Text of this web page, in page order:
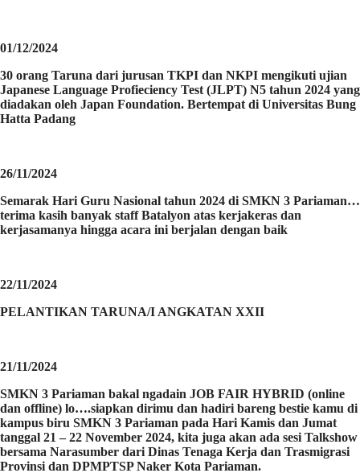
01/12/2024
30 orang Taruna dari jurusan TKPI dan NKPI mengikuti ujian
Japanese Language Profieciency Test (JLPT) N5 tahun 2024 yang
diadakan oleh Japan Foundation. Bertempat di Universitas Bung
Hatta Padang
26/11/2024
Semarak Hari Guru Nasional tahun 2024 di SMKN 3 Pariaman…
terima kasih banyak staff Batalyon atas kerjakeras dan
kerjasamanya hingga acara ini berjalan dengan baik
22/11/2024
PELANTIKAN TARUNA/I ANGKATAN XXII
21/11/2024
SMKN 3 Pariaman bakal ngadain JOB FAIR HYBRID (online
dan offline) lo….siapkan dirimu dan hadiri bareng bestie kamu di
kampus biru SMKN 3 Pariaman pada Hari Kamis dan Jumat
tanggal 21 – 22 November 2024, kita juga akan ada sesi Talkshow
bersama Narasumber dari Dinas Tenaga Kerja dan Trasmigrasi
Provinsi dan DPMPTSP Naker Kota Pariaman.